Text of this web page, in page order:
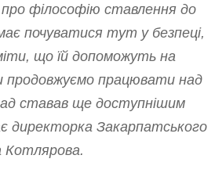
філософію ставлення до
почуватися тут у безпеці,
що їй допоможуть на
продовжуємо працювати над
ставав ще доступнішим
директорка Закарпатського
Котлярова.